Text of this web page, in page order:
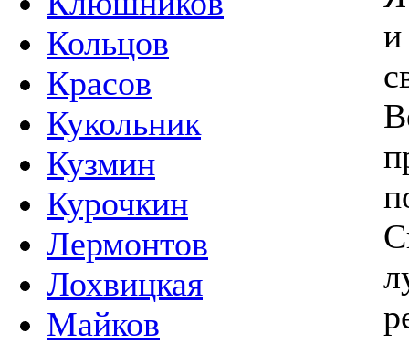
Кольцов
Красов
Кукольник
Кузмин
Курочкин
Лермонтов
Лохвицкая
Майков
и